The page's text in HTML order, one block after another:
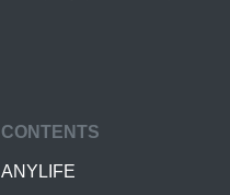
CONTENTS
ANYLIFE